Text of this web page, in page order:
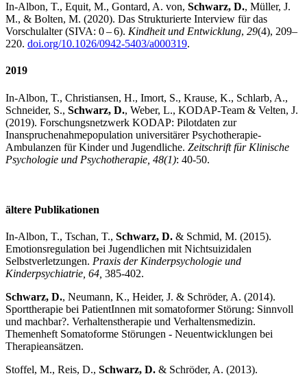
In-Albon, T., Equit, M., Gontard, A. von, Schwarz, D., Müller, J.
M., & Bolten, M. (2020). Das Strukturierte Interview für das
Vorschulalter (SIVA: 0 – 6). Kindheit und Entwicklung, 29(4), 209–
220. doi.org/10.1026/0942-5403/a000319.
2019
In-Albon, T., Christiansen, H., Imort, S., Krause, K., Schlarb, A.,
Schneider, S., Schwarz, D., Weber, L., KODAP-Team & Velten, J.
(2019). Forschungsnetzwerk KODAP: Pilotdaten zur
Inanspruchenahmepopulation universitärer Psychotherapie-
Ambulanzen für Kinder und Jugendliche. Zeitschrift für Klinische
Psychologie und Psychotherapie, 48(1): 40-50.
ältere Publikationen
In-Albon, T., Tschan, T., Schwarz, D. & Schmid, M. (2015).
Emotionsregulation bei Jugendlichen mit Nichtsuizidalen
Selbstverletzungen. Praxis der Kinderpsychologie und
Kinderpsychiatrie, 64, 385-402.
Schwarz, D., Neumann, K., Heider, J. & Schröder, A. (2014).
Sporttherapie bei PatientInnen mit somatoformer Störung: Sinnvoll
und machbar?. Verhaltenstherapie und Verhaltensmedizin.
Themenheft Somatoforme Störungen - Neuentwicklungen bei
Therapieansätzen.
Stoffel, M., Reis, D., Schwarz, D. & Schröder, A. (2013).